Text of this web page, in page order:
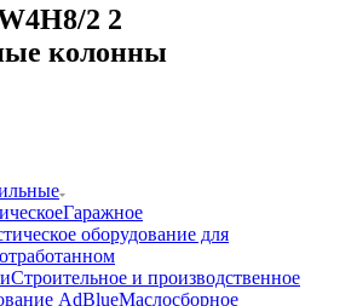
2 2
колонны
Гаражное
оборудование для
Строительное и производственное
AdBlueМаслосборное